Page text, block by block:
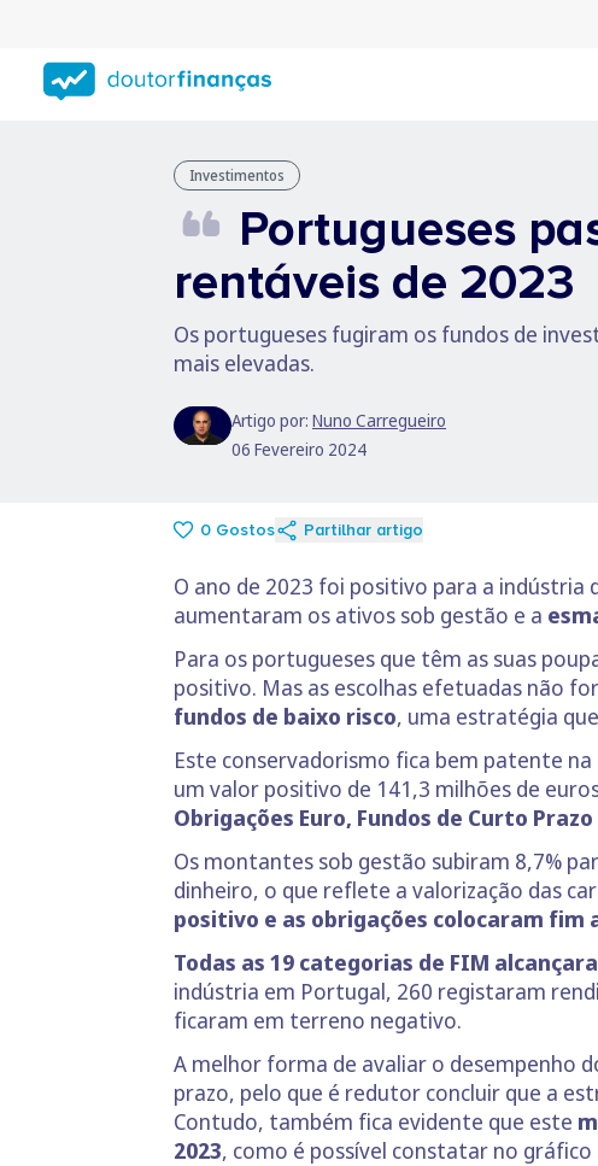
conteúdo
principal
Investimentos
Portugueses
rentáveis de 2023
Os portugueses fugiram os fundos de
mais elevadas.
Artigo por: Nuno Carregueiro
06 Fevereiro 2024
0 Gostos Partilhar artigo
O ano de 2023 foi positivo para a
aumentaram os ativos sob gestão e a
Para os portugueses que têm as suas
positivo. Mas as escolhas efetuadas não
fundos de baixo risco, uma estratégia
Este conservadorismo fica bem patente
um valor positivo de 141,3 milhões de
Obrigações Euro, Fundos de Curto
Os montantes sob gestão subiram 8,7%
dinheiro, o que reflete a valorização das
positivo e as obrigações colocaram fim
Todas as 19 categorias de FIM
indústria em Portugal, 260 registaram
ficaram em terreno negativo.
A melhor forma de avaliar o desempenho
prazo, pelo que é redutor concluir que a
Contudo, também fica evidente que este
2023, como é possível constatar no gráfico